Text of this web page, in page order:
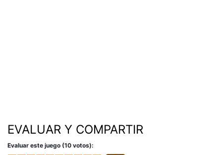
EVALUAR Y COMPARTIR
Evaluar este juego (10 votos):